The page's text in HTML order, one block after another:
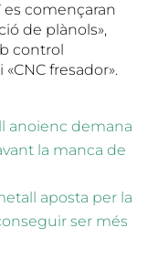
es començaran
de plànols»,
control
fresador».
anoienc demana
la manca de
aposta per la
ser més